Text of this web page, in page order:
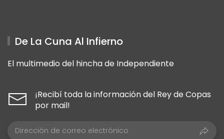
De La Cuna Al Infierno
El multimedio del hincha de Independiente
¡Recibí toda la información del Rey de Copas
por mail!